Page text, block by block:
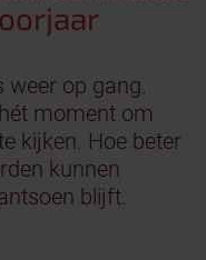
op gang.
moment om
kijken. Hoe beter
kunnen
blijft.